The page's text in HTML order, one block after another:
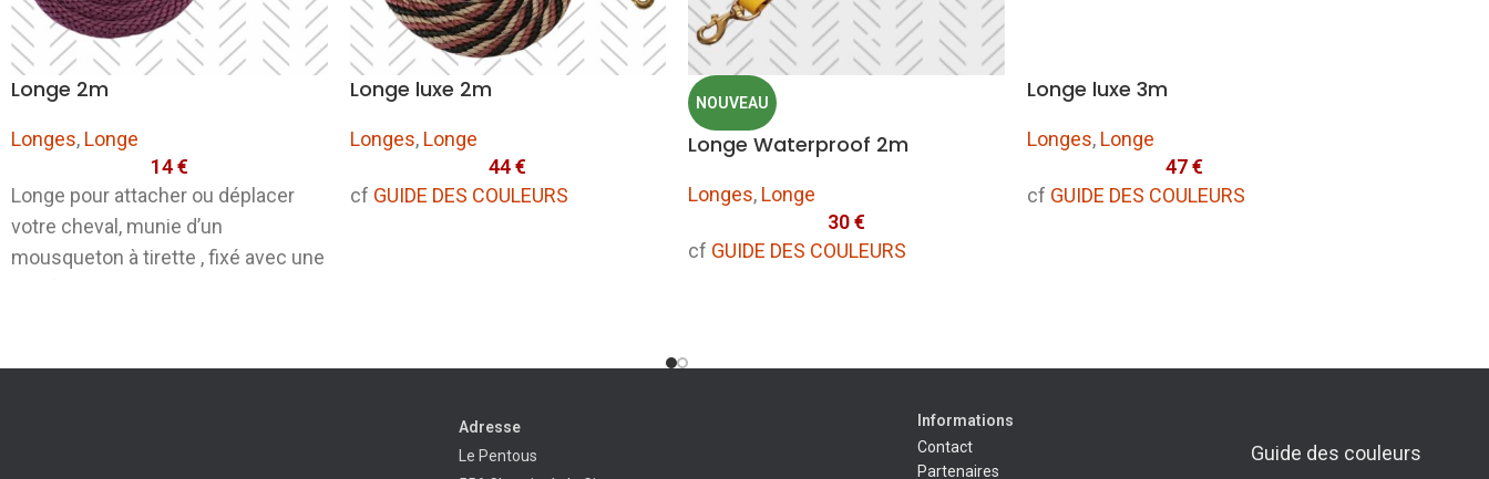
Longe 2m
Longes, Longe
14€
Longe pour attacher ou déplacer
votre cheval, munie d’un
mousqueton à tirette , fixé avec une
Longe luxe 2m
Longes, Longe
44€
cf GUIDE DES COULEURS
NOUVEAU
Longe Waterproof 2m
Longes, Longe
30€
cf GUIDE DES COULEURS
Longe luxe 3m
Longes, Longe
47€
cf GUIDE DES COULEURS
Guide des couleurs
Adresse
Le Pentous
Informations
Contact
Partenaires